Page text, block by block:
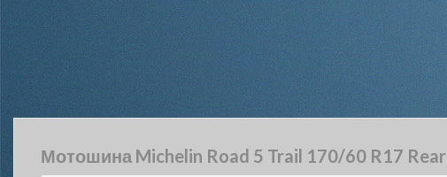
Мотошина Michelin Road 5 Trail 170/60 R17 Rear